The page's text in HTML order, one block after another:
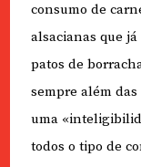
consumo de
alsacianas que
patos de
sempre além
uma
todos o tipo de